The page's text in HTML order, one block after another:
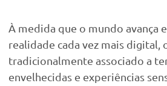
À medida que o mundo avança
realidade cada vez mais digital,
tradicionalmente associado a
envelhecidas e experiências